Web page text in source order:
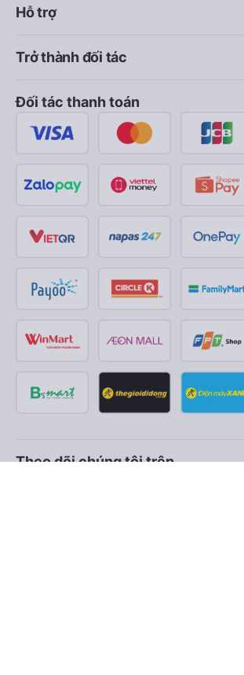
Hỗ trợ
Trở thành đối tác
Đối tác thanh toán
Theo dõi chúng tôi trên